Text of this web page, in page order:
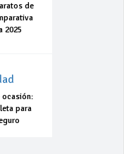
de
2025
ocasión:
para